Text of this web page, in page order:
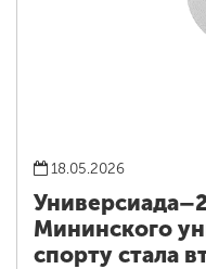
18.05.2026
Мининского
спорту стала